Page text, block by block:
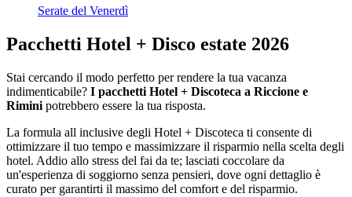
Serate del Venerdì
Pacchetti Hotel + Disco estate 2026
Stai cercando il modo perfetto per rendere la tua vacanza
indimenticabile? I pacchetti Hotel + Discoteca a Riccione e
Rimini potrebbero essere la tua risposta.
La formula all inclusive degli Hotel + Discoteca ti consente di
ottimizzare il tuo tempo e massimizzare il risparmio nella scelta degli
hotel. Addio allo stress del fai da te; lasciati coccolare da
un'esperienza di soggiorno senza pensieri, dove ogni dettaglio è
curato per garantirti il massimo del comfort e del risparmio.